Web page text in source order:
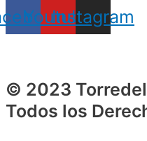
Youtube
Instagram
© 2023
Todos los